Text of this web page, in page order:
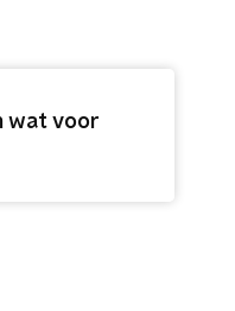
wat voor